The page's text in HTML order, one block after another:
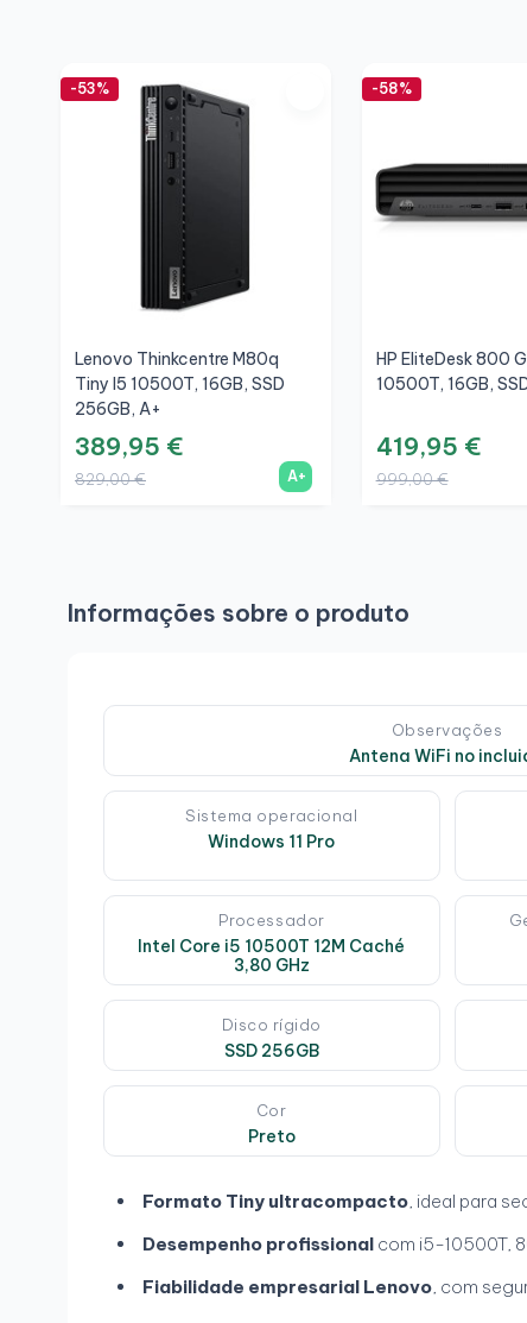
-53%
Lenovo Thinkcentre M80q
Tiny I5 10500T, 16GB, SSD
256GB, A+
389,95 €
829,00 € A+
-58%
HP EliteDesk 800
10500T, 16GB,
419,95 €
999,00 €
Informações sobre o produto
Observações
Antena WiFi no
Sistema operacional
Windows 11 Pro
Processador
Intel Core i5 10500T 12M Caché
3,80 GHz
Disco rígido
SSD 256GB
Cor
Preto
Formato Tiny ultracompacto, ideal para
Desempenho profissional com i5-10500T,
Fiabilidade empresarial Lenovo, com